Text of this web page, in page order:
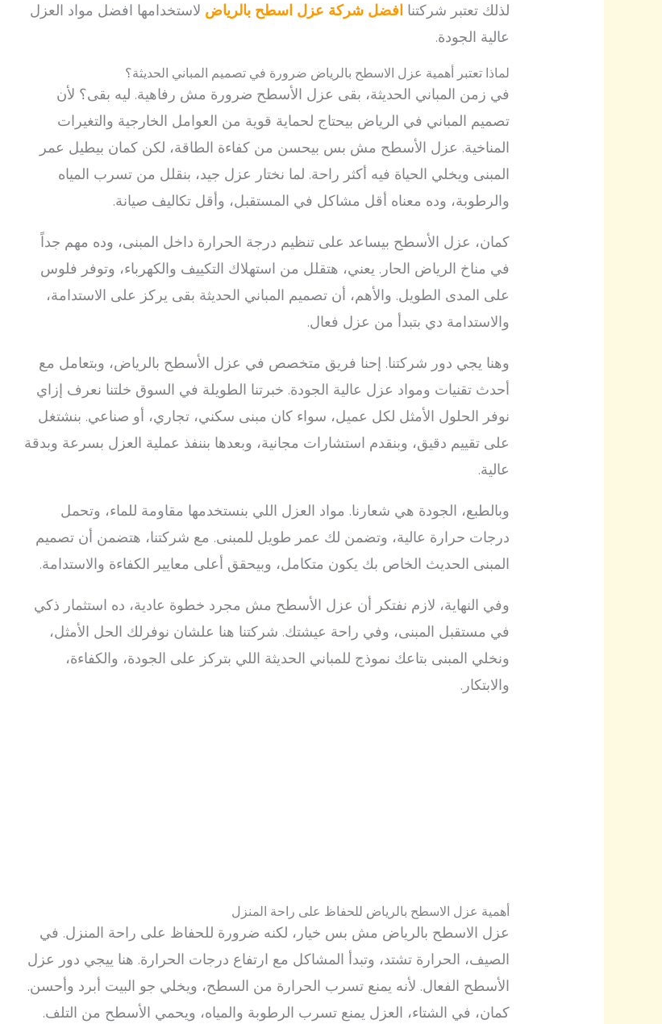
لذلك تعتبر شركتنا افضل شركة عزل اسطح بالرياض لاستخدامها افضل مواد العزل
عالية الجودة.
لماذا تعتبر أهمية عزل الاسطح بالرياض ضرورة في تصميم المباني الحديثة؟
في زمن المباني الحديثة، بقى عزل الأسطح ضرورة مش رفاهية. ليه بقى؟ لأن
تصميم المباني في الرياض بيحتاج لحماية قوية من العوامل الخارجية والتغيرات
المناخية. عزل الأسطح مش بس بيحسن من كفاءة الطاقة، لكن كمان بيطيل عمر
المبنى ويخلي الحياة فيه أكثر راحة. لما نختار عزل جيد، بنقلل من تسرب المياه
والرطوبة، وده معناه أقل مشاكل في المستقبل، وأقل تكاليف صيانة.
كمان، عزل الأسطح بيساعد على تنظيم درجة الحرارة داخل المبنى، وده مهم جداً
في مناخ الرياض الحار. يعني، هتقلل من استهلاك التكييف والكهرباء، وتوفر فلوس
على المدى الطويل. والأهم، أن تصميم المباني الحديثة بقى يركز على الاستدامة،
والاستدامة دي بتبدأ من عزل فعال.
وهنا يجي دور شركتنا. إحنا فريق متخصص في عزل الأسطح بالرياض، وبتعامل مع
أحدث تقنيات ومواد عزل عالية الجودة. خبرتنا الطويلة في السوق خلتنا نعرف إزاي
نوفر الحلول الأمثل لكل عميل، سواء كان مبنى سكني، تجاري، أو صناعي. بنشتغل
على تقييم دقيق، وبنقدم استشارات مجانية، وبعدها بننفذ عملية العزل بسرعة وبدقة
عالية.
وبالطبع، الجودة هي شعارنا. مواد العزل اللي بنستخدمها مقاومة للماء، وتحمل
درجات حرارة عالية، وتضمن لك عمر طويل للمبنى. مع شركتنا، هتضمن أن تصميم
المبنى الحديث الخاص بك يكون متكامل، وبيحقق أعلى معايير الكفاءة والاستدامة.
وفي النهاية، لازم نفتكر أن عزل الأسطح مش مجرد خطوة عادية، ده استثمار ذكي
في مستقبل المبنى، وفي راحة عيشتك. شركتنا هنا علشان نوفرلك الحل الأمثل،
ونخلي المبنى بتاعك نموذج للمباني الحديثة اللي بتركز على الجودة، والكفاءة،
والابتكار.
أهمية عزل الاسطح بالرياض للحفاظ على راحة المنزل
عزل الاسطح بالرياض مش بس خيار، لكنه ضرورة للحفاظ على راحة المنزل. في
الصيف، الحرارة تشتد، وتبدأ المشاكل مع ارتفاع درجات الحرارة. هنا ييجي دور عزل
الأسطح الفعال. لأنه يمنع تسرب الحرارة من السطح، ويخلي جو البيت أبرد وأحسن.
كمان، في الشتاء، العزل يمنع تسرب الرطوبة والمياه، ويحمي الأسطح من التلف.